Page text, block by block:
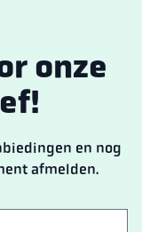
onze
en nog
afmelden.